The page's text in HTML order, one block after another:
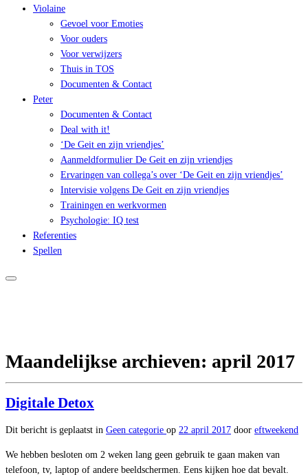
Violaine
Gevoel voor Emoties
Voor ouders
Voor verwijzers
Thuis in TOS
Documenten & Contact
Peter
Documenten & Contact
Deal with it!
‘De Geit en zijn vriendjes’
Aanmeldformulier De Geit en zijn vriendjes
Ervaringen van collega’s over ‘De Geit en zijn vriendjes’
Intervisie volgens De Geit en zijn vriendjes
Trainingen en werkvormen
Psychologie: IQ test
Referenties
Spellen
Maandelijkse archieven: april 2017
Digitale Detox
Dit bericht is geplaatst in Geen categorie op 22 april 2017 door eftweekend
We hebben besloten om 2 weken lang geen gebruik te gaan maken van
telefoon, tv, laptop of andere beeldschermen. Eens kijken hoe dat bevalt.